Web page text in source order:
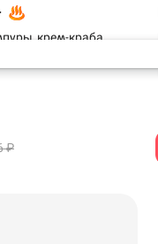
крем-краба,
₽